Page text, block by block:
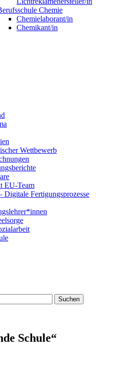
Chemie
Chemielaborant/in
Chemikant/in
Wettbewerb
EU-Team
Digitale Fertigungsprozesse
Schule“